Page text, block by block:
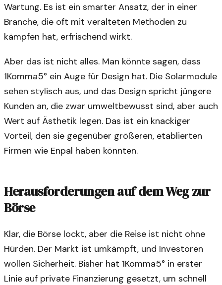
Wartung. Es ist ein smarter Ansatz, der in einer
Branche, die oft mit veralteten Methoden zu
kämpfen hat, erfrischend wirkt.
Aber das ist nicht alles. Man könnte sagen, dass
1Komma5° ein Auge für Design hat. Die Solarmodule
sehen stylisch aus, und das Design spricht jüngere
Kunden an, die zwar umweltbewusst sind, aber auch
Wert auf Ästhetik legen. Das ist ein knackiger
Vorteil, den sie gegenüber größeren, etablierten
Firmen wie Enpal haben könnten.
Herausforderungen auf dem Weg zur
Börse
Klar, die Börse lockt, aber die Reise ist nicht ohne
Hürden. Der Markt ist umkämpft, und Investoren
wollen Sicherheit. Bisher hat 1Komma5° in erster
Linie auf private Finanzierung gesetzt, um schnell